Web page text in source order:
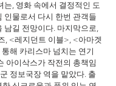
는, 영화 속에서 결정적인 도
인물로서 다시 한번 관객들
남길 전망이다. 마지막으로,
, <레지던트 이블>, <아마겟
해 카리스마 넘치는 연기
아이삭스가 작전의 총책임
군 정보국장 역을 맡았다. 출